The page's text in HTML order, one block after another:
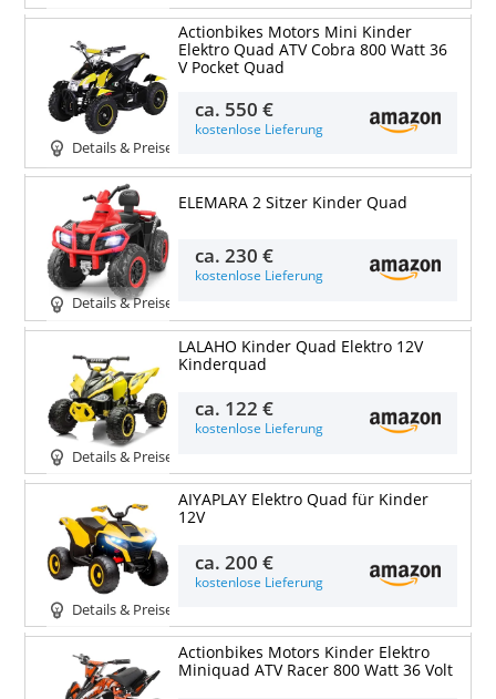
Details & Preise
Actionbikes Motors Mini Kinder
Elektro Quad ATV Cobra 800 Watt 36
V Pocket Quad
ca. 550 €
kostenlose Lieferung
Details & Preise
ELEMARA 2 Sitzer Kinder Quad
ca.230 €
kostenlose Lieferung
Details & Preise
LALAHO Kinder Quad Elektro 12V
Kinderquad
ca. 122 €
kostenlose Lieferung
Details & Preise
AIYAPLAY Elektro Quad für Kinder
12V
ca.200 €
kostenlose Lieferung
Actionbikes Motors Kinder Elektro
Miniquad ATV Racer 800 Watt 36 Volt